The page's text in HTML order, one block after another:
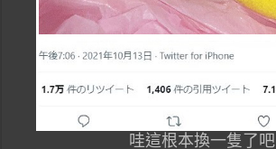
哇這根本換一隻了吧